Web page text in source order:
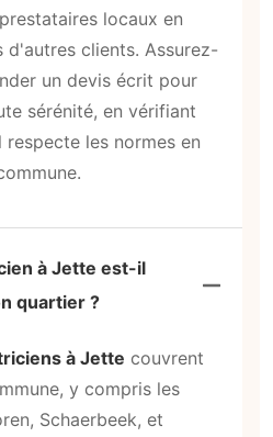
locaux en
clients. Assurez-
un devis écrit pour
sérénité, en vérifiant
les normes en
à Jette est-il
quartier ?
à Jette couvrent
y compris les
Schaerbeek, et